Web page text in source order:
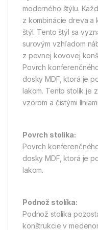
moderného štýlu.
z kombinácie dreva a
štýl. Tento štýl sa
surovým vzhľadom
z pevnej kovovej
Povrch
dosky MDF, ktorá je
lakom. Tento stolík je
vzorom a čistými
Povrch stolíka:
Povrch
dosky MDF, ktorá je
lakom.
Podnož stolíka:
Podnož stolíka
konštrukcie v